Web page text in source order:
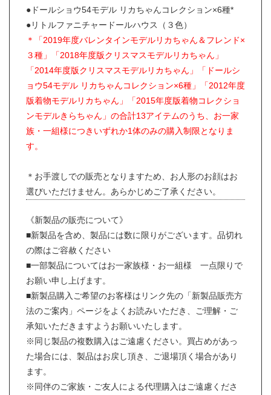
●ドールショウ54モデル リカちゃんコレクション×6種*
●リトルファニチャードールハウス（３色）
＊「2019年度バレンタインモデルリカちゃん＆フレンド×
３種」「2018年度版クリスマスモデルリカちゃん」
「2014年度版クリスマスモデルリカちゃん」「ドールシ
ョウ54モデル リカちゃんコレクション×6種」「2012年度
版着物モデルリカちゃん」「2015年度版着物コレクショ
ンモデルきらちゃん」の合計13アイテムのうち、お一家
族・一組様につきいずれか1体のみの購入制限となりま
す。
＊お手渡しでの販売となりますため、お人形のお顔はお
選びいただけません。あらかじめご了承ください。
《新製品の販売について》
■新製品を含め、製品には数に限りがございます。品切れ
の際はご容赦ください
■一部製品についてはお一家族様・お一組様 一点限りで
お願い申し上げます。
■新製品購入ご希望のお客様はリンク先の「新製品販売方
法のご案内」ページをよくお読みいただき、ご理解・ご
承知いただきますようお願いいたします。
※同じ製品の複数購入はご遠慮ください。買占めがあっ
た場合には、製品はお戻し頂き、ご退場頂く場合があり
ます。
※同伴のご家族・ご友人による代理購入はご遠慮くださ